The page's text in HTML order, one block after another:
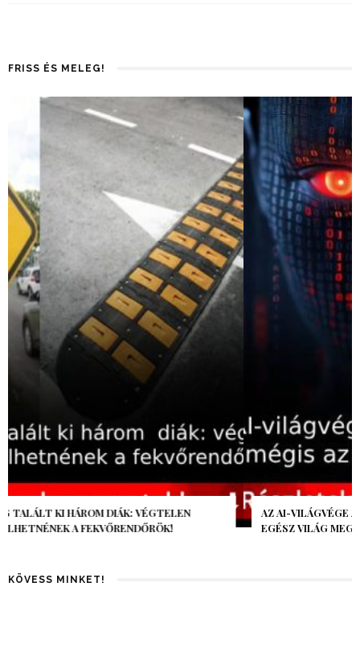
FRISS ÉS MELEG!
AZ AI-VILÁGVÉGE ÁRNYÉKA, CSAK PÁR ÓRA VOLT, MÉGIS AZ
EGÉSZ VILÁG MEGÉREZTE…
KÖVESS MINKET!